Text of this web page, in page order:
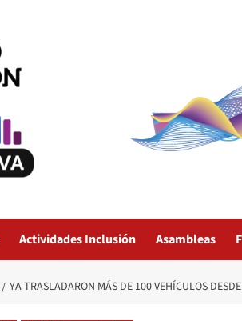
Actividades Inclusión Asambleas
YA TRASLADARON MÁS DE 100 VEHÍCULOS